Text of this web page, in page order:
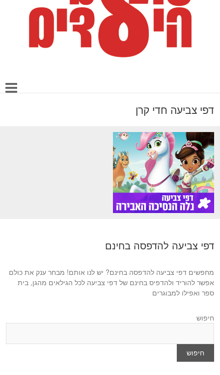
דפי צביעה חדי קרן
דפי צביעה להדפסה בחינם
מחפשים דפי צביעה להדפסה בחינם? יש לנו אותם! מבחר ענק את כולם
אפשר להוריד ולהדפיס בחינם של דפי צביעה לכל הגילאים מהגן, בית
ספר ואפילו למבוגרים
חיפוש
חיפוש